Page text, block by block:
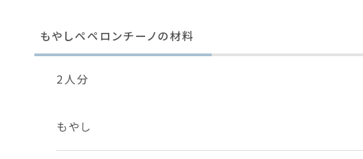
もやしペペロンチーノの材料
2人分
もやし